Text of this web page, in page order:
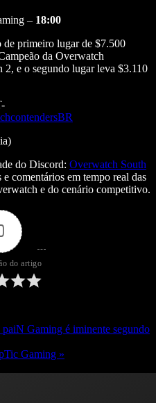
– 18:00
primeiro lugar de $7.500
da Overwatch
2, e o segundo lugar leva $3.110
do Discord: Overwatch South
comentários em tempo real das
e do cenário competitivo.
do artigo
Gaming é iminente segundo
Gaming »